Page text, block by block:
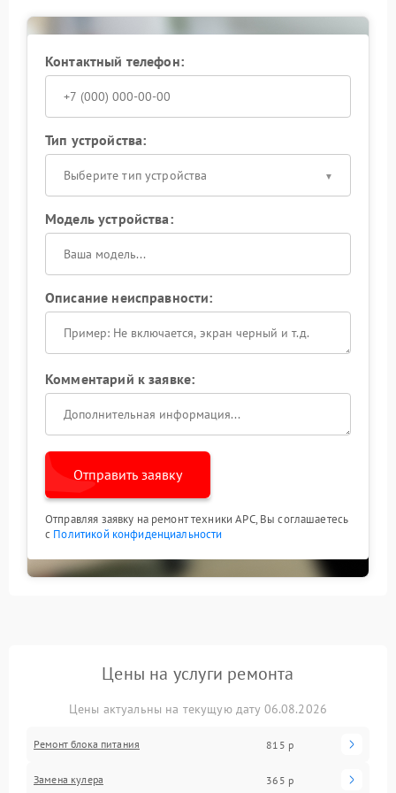
Контактный телефон:
Тип устройства:
Выберите тип устройства
Модель устройства:
Описание неисправности:
Комментарий к заявке:
Отправить заявку
Отправляя заявку на ремонт техники APC, Вы соглашаетесь
с Политикой конфиденциальности
Цены на услуги ремонта
Цены актуальны на текущую дату 06.08.2026
Ремонт блока питания 815 р
Замена кулера 365 р